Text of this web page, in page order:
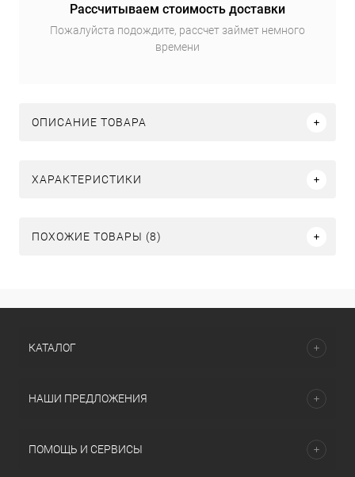
Рассчитываем стоимость доставки
Пожалуйста подождите, рассчет займет немного
времени
ОПИСАНИЕ ТОВАРА
ХАРАКТЕРИСТИКИ
ПОХОЖИЕ ТОВАРЫ (8)
КАТАЛОГ
НАШИ ПРЕДЛОЖЕНИЯ
ПОМОЩЬ И СЕРВИСЫ